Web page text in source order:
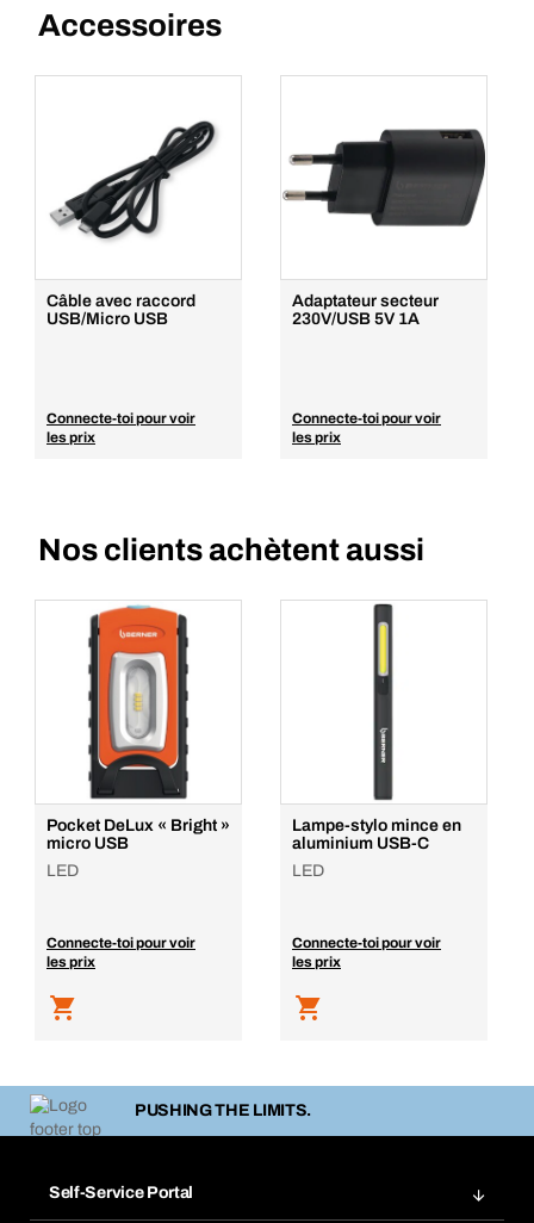
Accessoires
Câble avec raccord
USB/Micro USB
Connecte-toi pour voir
les prix
Adaptateur secteur
230V/USB 5V 1A
Connecte-toi pour voir
les prix
Nos clients achètent aussi
Pocket DeLux « Bright »
micro USB
LED
Connecte-toi pour voir
les prix
Lampe-stylo mince en
aluminium USB-C
LED
Connecte-toi pour voir
les prix
PUSHING THE LIMITS.
Self-Service Portal